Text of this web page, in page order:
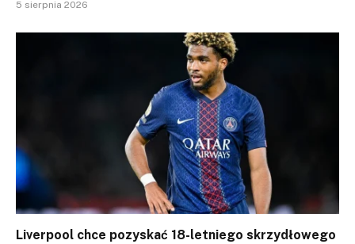
5 sierpnia 2026
Liverpool chce pozyskać 18-letniego skrzydłowego